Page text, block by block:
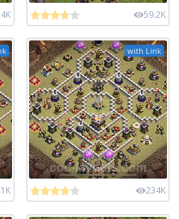
59.2K
with Link
234K